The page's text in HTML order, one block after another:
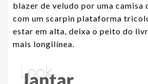
blazer de veludo por uma camisa
com um scarpin plataforma
estar em alta, deixa o peito do
mais longilínea.